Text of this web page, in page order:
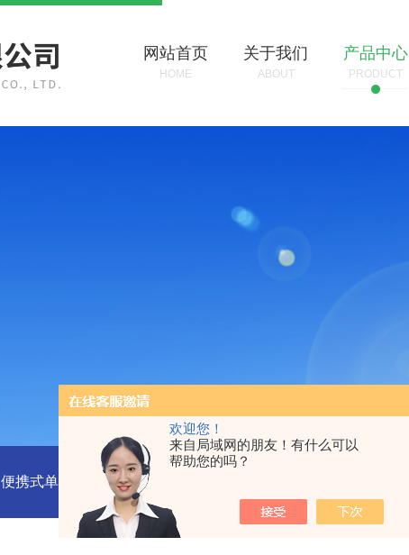
欢迎您！
来自局域网的朋友！有什么可以
帮助您的吗？
网站首页
HOME
关于我们
ABOUT
产品中心
PRODUCT
便携式单一气体检测仪